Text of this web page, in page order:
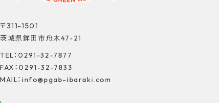
〒311-1501
茨城県鉾田市舟木47-21
TEL：0291-32-7877
FAX：0291-32-7833
MAIL：info@pgab-ibaraki.com